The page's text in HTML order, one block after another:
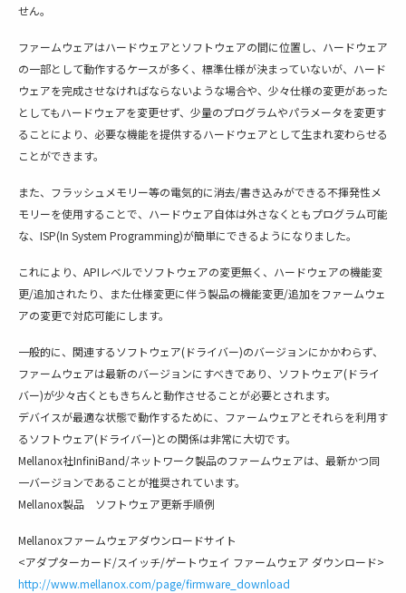
せん。
ファームウェアはハードウェアとソフトウェアの間に位置し、ハードウェア
の一部として動作するケースが多く、標準仕様が決まっていないが、ハード
ウェアを完成させなければならないような場合や、少々仕様の変更があった
としてもハードウェアを変更せず、少量のプログラムやパラメータを変更す
ることにより、必要な機能を提供するハードウェアとして生まれ変わらせる
ことができます。
また、フラッシュメモリー等の電気的に消去/書き込みができる不揮発性メ
モリーを使用することで、ハードウェア自体は外さなくともプログラム可能
な、ISP(In System Programming)が簡単にできるようになりました。
これにより、APIレベルでソフトウェアの変更無く、ハードウェアの機能変
更/追加されたり、また仕様変更に伴う製品の機能変更/追加をファームウェ
アの変更で対応可能にします。
一般的に、関連するソフトウェア(ドライバー)のバージョンにかかわらず、
ファームウェアは最新のバージョンにすべきであり、ソフトウェア(ドライ
バー)が少々古くともきちんと動作させることが必要とされます。
デバイスが最適な状態で動作するために、ファームウェアとそれらを利用す
るソフトウェア(ドライバー)との関係は非常に大切です。
Mellanox社InfiniBand/ネットワーク製品のファームウェアは、最新かつ同
一バージョンであることが推奨されています。
Mellanox製品 ソフトウェア更新手順例
Mellanoxファームウェアダウンロードサイト
<アダプターカード/スイッチ/ゲートウェイ ファームウェア ダウンロード>
http://www.mellanox.com/page/firmware_download